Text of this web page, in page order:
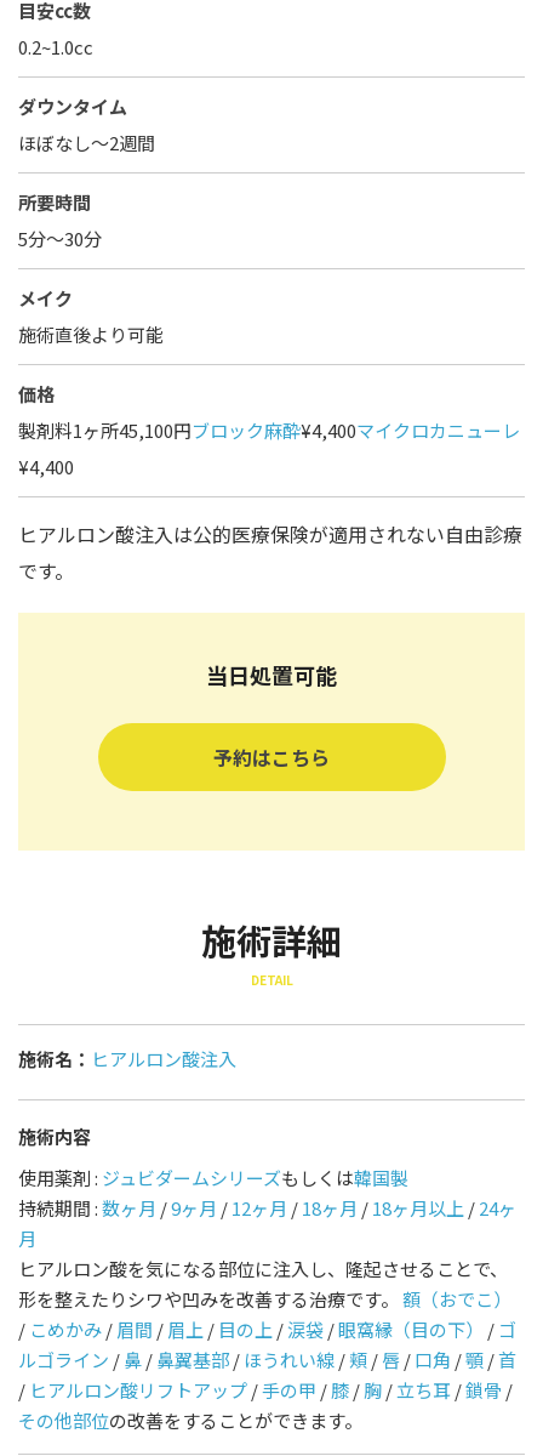
目安cc数
0.2~1.0cc
ダウンタイム
ほぼなし〜2週間
所要時間
5分～30分
メイク
施術直後より可能
価格
製剤料1ヶ所45,100円ブロック麻酔¥4,400マイクロカニューレ
¥4,400
ヒアルロン酸注入は公的医療保険が適用されない自由診療
です。
当日処置可能
予約はこちら
施術詳細
DETAIL
施術名： ヒアルロン酸注入
施術内容
使用薬剤 : ジュビダームシリーズもしくは韓国製
持続期間 :数ヶ月 /9ヶ月 /12ヶ月 /18ヶ月 /18ヶ月以上 /24ヶ
月
ヒアルロン酸を気になる部位に注入し、隆起させることで、
形を整えたりシワや凹みを改善する治療です。 額（おでこ）
/ こめかみ/眉間 /眉上 / 目の上 /涙袋/眼窩縁（目の下） / ゴ
ルゴライン /鼻/鼻翼基部/ ほうれい線/頬/唇/口角 /顎/首
/ ヒアルロン酸リフトアップ/手の甲 /膝/胸/立ち耳/鎖骨 /
その他部位の改善をすることができます。